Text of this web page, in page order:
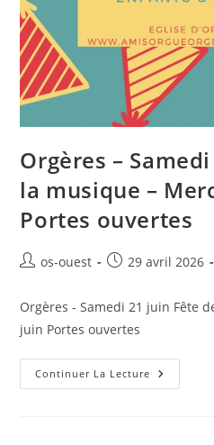
Orgères –
la musique –
Portes ouvertes
Auteur/autrice
la
publication :
os-ouest
Publication
29 avril 2026
Orgères - Samedi 21 juin Fête
juin Portes ouvertes
Continuer La Lecture Orgères
–